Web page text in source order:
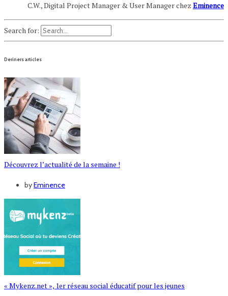
C.W., Digital Project Manager & User Manager chez Eminence
Search for:
Deriners articles
Découvrez l’actualité de la semaine !
byEminence
« Mykenz.net », 1er réseau social éducatif pour les jeunes